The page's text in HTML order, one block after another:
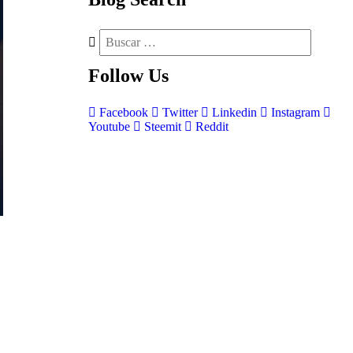
Follow Us
Facebook Twitter Linkedin
Instagram
Youtube
Steemit Reddit